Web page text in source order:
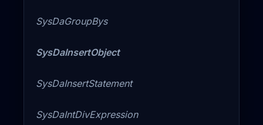
SysDaGroupBys
SysDaInsertObject
SysDaInsertStatement
SysDaIntDivExpression